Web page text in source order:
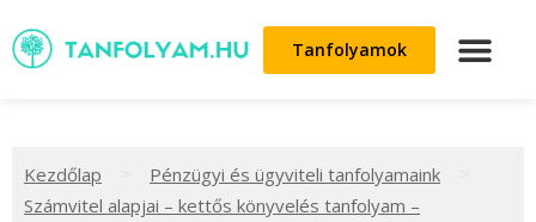
Tanfolyamok
Kezdőlap Pénzügyi és ügyviteli tanfolyamaink
Számvitel alapjai – kettős könyvelés tanfolyam –